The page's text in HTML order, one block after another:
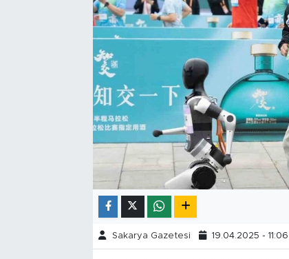
Sakarya Gazetesi 19.04.2025 - 11:06
Resmi İlanlar
Foto Şaka